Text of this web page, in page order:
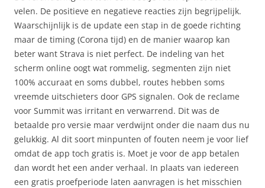
velen. De positieve en negatieve reacties zijn begrijpelijk.
Waarschijnlijk is de update een stap in de goede richting
maar de timing (Corona tijd) en de manier waarop kan
beter want Strava is niet perfect. De indeling van het
scherm online oogt wat rommelig, segmenten zijn niet
100% accuraat en soms dubbel, routes hebben soms
vreemde uitschieters door GPS signalen. Ook de reclame
voor Summit was irritant en verwarrend. Dit was de
betaalde pro versie maar verdwijnt onder die naam dus nu
gelukkig. Al dit soort minpunten of fouten neem je voor lief
omdat de app toch gratis is. Moet je voor de app betalen
dan wordt het een ander verhaal. In plaats van iedereen
een gratis proefperiode laten aanvragen is het misschien